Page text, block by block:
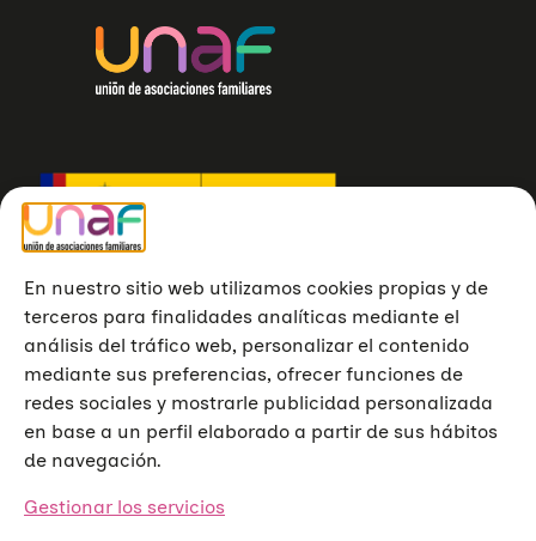
En nuestro sitio web utilizamos cookies propias y de
terceros para finalidades analíticas mediante el
análisis del tráfico web, personalizar el contenido
mediante sus preferencias, ofrecer funciones de
redes sociales y mostrarle publicidad personalizada
en base a un perfil elaborado a partir de sus hábitos
de navegación.
Gestionar los servicios